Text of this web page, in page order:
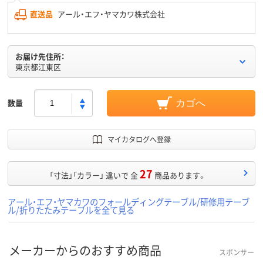
直送品 アール・エフ・ヤマカワ株式会社
お届け先住所：
東京都江東区
数量 カゴへ
マイカタログへ登録
「寸法」「カラー」 違いで 全27 商品あります。
アール・エフ・ヤマカワのフォールディングテーブル/研修用テーブ
ル/折りたたみテーブルを全て見る
メーカーからのおすすめ商品 スポンサー